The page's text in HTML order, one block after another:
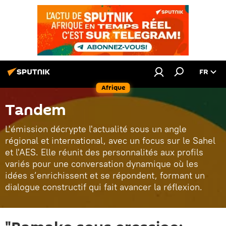
Afrique
FR
Tandem
L'émission décrypte l'actualité sous un angle
régional et international, avec un focus sur le Sahel
et l'AES. Elle réunit des personnalités aux profils
variés pour une conversation dynamique où les
idées s’enrichissent et se répondent, formant un
dialogue constructif qui fait avancer la réflexion.